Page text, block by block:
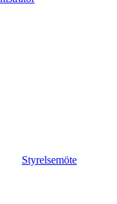
Styrelsemöte